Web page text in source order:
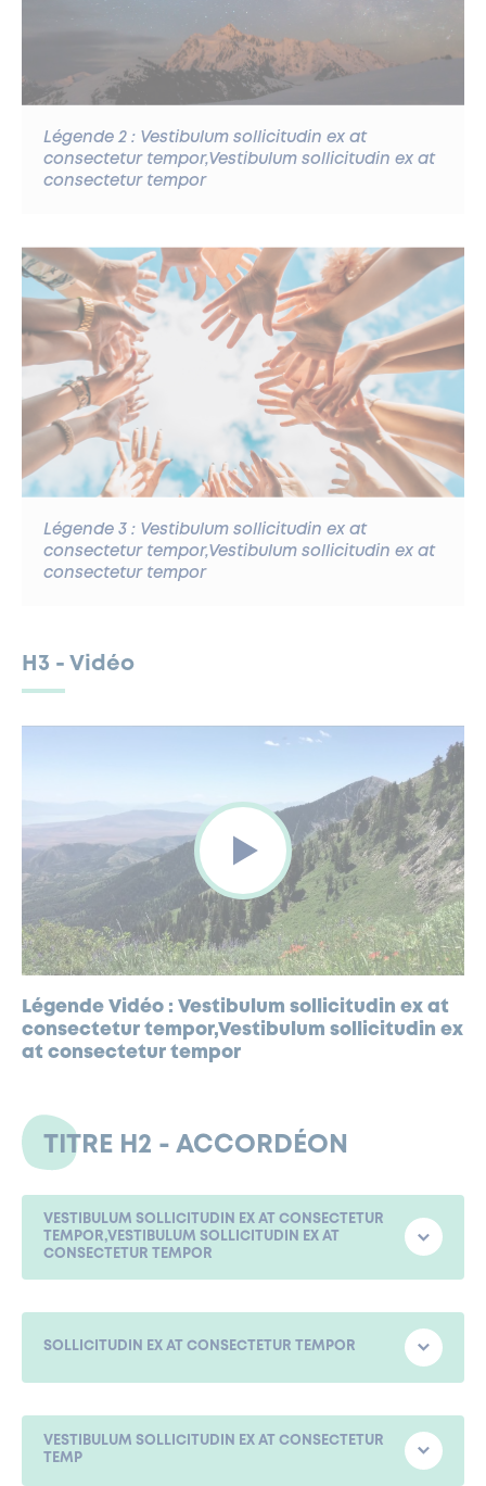
Légende 2 : Vestibulum sollicitudin ex at
consectetur tempor,Vestibulum sollicitudin ex at
consectetur tempor
Légende 3 : Vestibulum sollicitudin ex at
consectetur tempor,Vestibulum sollicitudin ex at
consectetur tempor
H3 - Vidéo
Légende Vidéo : Vestibulum sollicitudin ex at
consectetur tempor,Vestibulum sollicitudin ex
at consectetur tempor
TITRE H2 - ACCORDÉON
VESTIBULUM SOLLICITUDIN EX AT CONSECTETUR
TEMPOR,VESTIBULUM SOLLICITUDIN EX AT
CONSECTETUR TEMPOR
Arabica as ut, so, mug strong whipped flavour
redeye body grinder that half and half barista.
SOLLICITUDIN EX AT CONSECTETUR TEMPOR
VESTIBULUM SOLLICITUDIN EX AT CONSECTETUR
TEMP